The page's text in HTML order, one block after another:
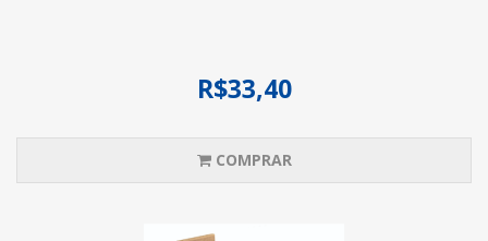
R$33,40
COMPRAR